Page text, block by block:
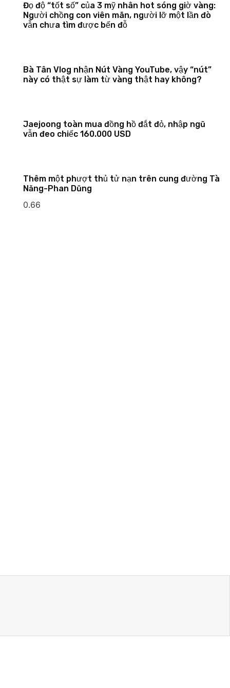
Đọ độ “tốt số” của 3 mỹ nhân hot sóng giờ vàng:
Người chồng con viên mãn, người lỡ một lần đò
vẫn chưa tìm được bến đỗ
Bà Tân Vlog nhận Nút Vàng YouTube, vậy “nút”
này có thật sự làm từ vàng thật hay không?
Jaejoong toàn mua đồng hồ đắt đỏ, nhập ngũ
vẫn đeo chiếc 160.000 USD
Thêm một phượt thủ tử nạn trên cung đường Tà
Năng-Phan Dũng